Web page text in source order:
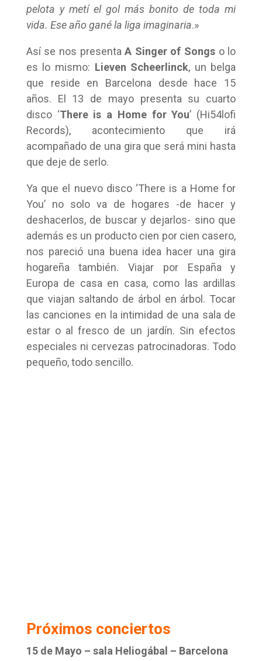
pelota y metí el gol más bonito de toda mi
vida. Ese año gané la liga imaginaria.»
Así se nos presentaA Singer of Songs o lo
es lo mismo: Lieven Scheerlinck, un belga
que reside en Barcelona desde hace 15
años. El 13 de mayo presenta su cuarto
disco ‘There is a Home for You’ (Hi54lofi
Records), acontecimiento que irá
acompañado de una gira que será mini hasta
que deje de serlo.
Ya que el nuevo disco ‘There is a Home for
You’ no solo va de hogares -de hacer y
deshacerlos, de buscar y dejarlos- sino que
además es un producto cien por cien casero,
nos pareció una buena idea hacer una gira
hogareña también. Viajar por España y
Europa de casa en casa, como las ardillas
que viajan saltando de árbol en árbol. Tocar
las canciones en la intimidad de una sala de
estar o al fresco de un jardín. Sin efectos
especiales ni cervezas patrocinadoras. Todo
pequeño, todo sencillo.
Próximos conciertos
15 de Mayo – sala Heliogábal – Barcelona